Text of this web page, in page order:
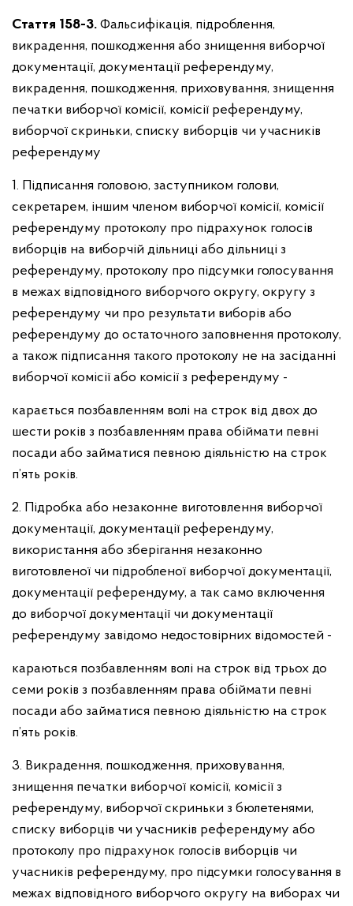
Стаття 158-3. Фальсифікація, підроблення,
викрадення, пошкодження або знищення виборчої
документації, документації референдуму,
викрадення, пошкодження, приховування, знищення
печатки виборчої комісії, комісії референдуму,
виборчої скриньки, списку виборців чи учасників
референдуму
1. Підписання головою, заступником голови,
секретарем, іншим членом виборчої комісії, комісії
референдуму протоколу про підрахунок голосів
виборців на виборчій дільниці або дільниці з
референдуму, протоколу про підсумки голосування
в межах відповідного виборчого округу, округу з
референдуму чи про результати виборів або
референдуму до остаточного заповнення протоколу,
а також підписання такого протоколу не на засіданні
виборчої комісії або комісії з референдуму -
карається позбавленням волі на строк від двох до
шести років з позбавленням права обіймати певні
посади або займатися певною діяльністю на строк
п’ять років.
2. Підробка або незаконне виготовлення виборчої
документації, документації референдуму,
використання або зберігання незаконно
виготовленої чи підробленої виборчої документації,
документації референдуму, а так само включення
до виборчої документації чи документації
референдуму завідомо недостовірних відомостей -
караються позбавленням волі на строк від трьох до
семи років з позбавленням права обіймати певні
посади або займатися певною діяльністю на строк
п’ять років.
3. Викрадення, пошкодження, приховування,
знищення печатки виборчої комісії, комісії з
референдуму, виборчої скриньки з бюлетенями,
списку виборців чи учасників референдуму або
протоколу про підрахунок голосів виборців чи
учасників референдуму, про підсумки голосування в
межах відповідного виборчого округу на виборах чи